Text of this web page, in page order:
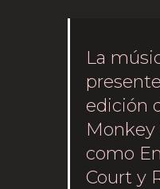
La
edición
Monkey
como
Court y